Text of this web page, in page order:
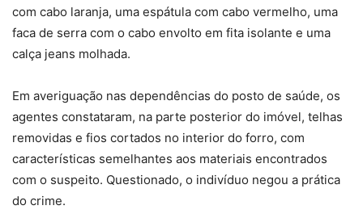
com cabo laranja, uma espátula com cabo vermelho, uma
faca de serra com o cabo envolto em fita isolante e uma
calça jeans molhada.
Em averiguação nas dependências do posto de saúde, os
agentes constataram, na parte posterior do imóvel, telhas
removidas e fios cortados no interior do forro, com
características semelhantes aos materiais encontrados
com o suspeito. Questionado, o indivíduo negou a prática
do crime.